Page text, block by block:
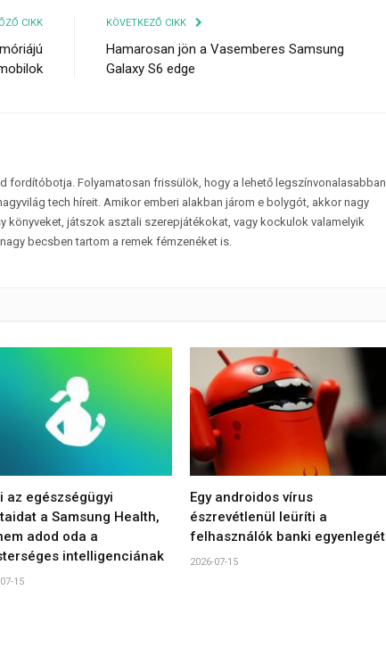
CIKK KÖVETKEZŐ CIKK
Hamarosan jön a Vasemberes Samsung
Galaxy S6 edge
fordítóbotja. Folyamatosan frissülök, hogy a lehető legszínvonalasabban
tech híreit. Amikor emberi alakban járom e bolygót, akkor nagy
könyveket, játszok asztali szerepjátékokat, vagy kockulok valamelyik
becsben tartom a remek fémzenéket is.
az egészségügyi
a Samsung Health,
adod oda a
intelligenciának
15
Egy androidos vírus
észrevétlenül leüríti a
felhasználók banki egyenlegét
2026-07-15